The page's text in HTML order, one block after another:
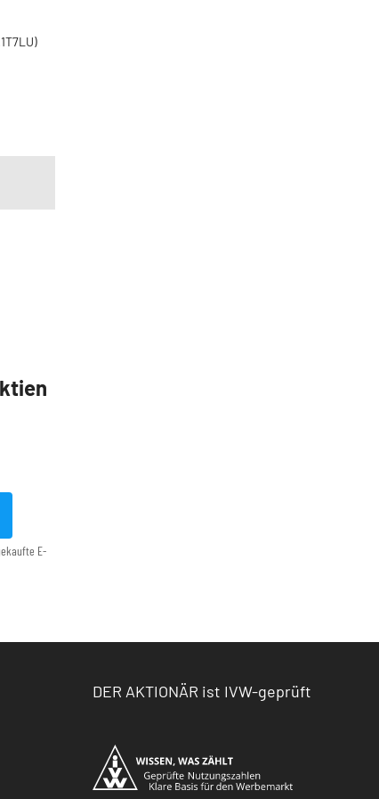
E-
DER AKTIONÄR ist IVW-geprüft